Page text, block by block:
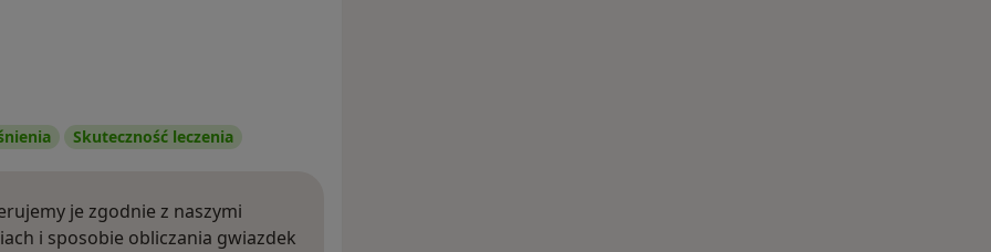
Skuteczność leczenia
je zgodnie z naszymi
i sposobie obliczania gwiazdek